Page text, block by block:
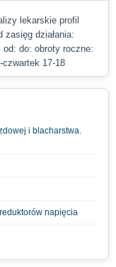
lekarskie profil
zasięg działania:
od: do: obroty roczne:
17-18
i blacharstwa.
napięcia